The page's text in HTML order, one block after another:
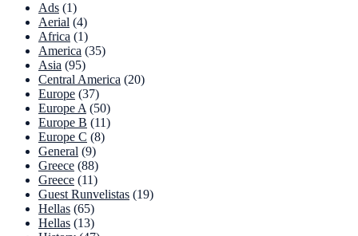
Ads (1)
Aerial (4)
Africa (1)
America (35)
Asia (95)
Central America (20)
Europe (37)
Europe A (50)
Europe B (11)
Europe C (8)
General (9)
Greece (88)
Greece (11)
Guest Runvelistas (19)
Hellas (65)
Hellas (13)